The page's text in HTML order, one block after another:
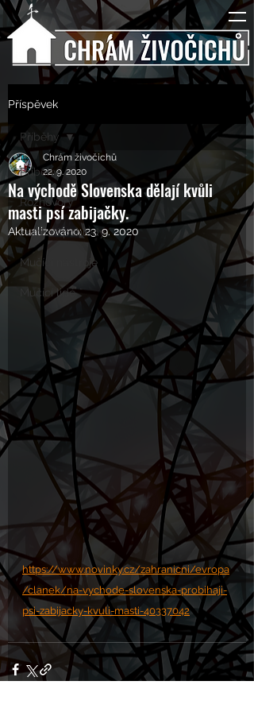
Příspěvek
Příběhy
Rozhovory
Kulturní pohledy
Mučící nástroje
Mučící lidé
Příběhy
Na východě Slovenska dělají kvůli
masti psí zabijačky.
Chrám živočichů
22. 9. 2020
Aktualizováno:23. 9. 2020
https://www.novinky.cz/zahranicni/evropa
/clanek/na-vychode-slovenska-probihaji-
psi-zabijacky-kvuli-masti-40337042